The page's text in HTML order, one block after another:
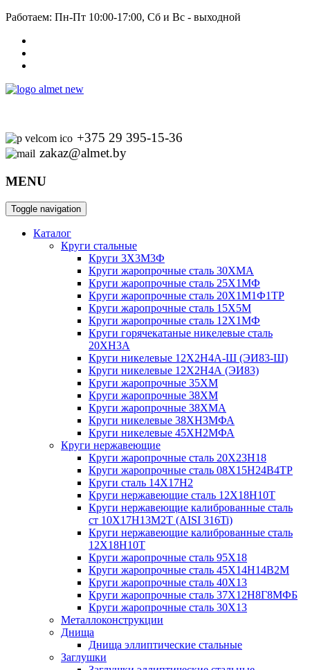
Работаем: Пн-Пт 10:00-17:00, Сб и Вс - выходной
+375 29 395-15-36
zakaz@almet.by
MENU
Toggle navigation
Каталог
Круги стальные
Круги 3Х3М3Ф
Круги жаропрочные сталь 30ХМА
Круги жаропрочные сталь 25Х1МФ
Круги жаропрочные сталь 20Х1М1Ф1ТР
Круги жаропрочные сталь 15Х5М
Круги жаропрочные сталь 12Х1МФ
Круги горячекатаные никелевые сталь
20ХН3А
Круги никелевые 12Х2Н4А-Ш (ЭИ83-Ш)
Круги никелевые 12Х2Н4А (ЭИ83)
Круги жаропрочные 35ХМ
Круги жаропрочные 38ХМ
Круги жаропрочные 38ХМА
Круги никелевые 38XH3MФА
Круги никелевые 45ХН2МФА
Круги нержавеющие
Круги жаропрочные сталь 20Х23Н18
Круги жаропрочные сталь 08Х15Н24В4ТР
Круги сталь 14Х17Н2
Круги нержавеющие сталь 12Х18Н10Т
Круги нержавеющие калиброванные сталь
ст 10Х17Н13М2Т (AISI 316Ti)
Круги нержавеющие калиброванные сталь
12Х18Н10Т
Круги жаропрочные сталь 95Х18
Круги жаропрочные сталь 45Х14Н14В2М
Круги жаропрочные сталь 40Х13
Круги жаропрочные сталь 37Х12Н8Г8МФБ
Круги жаропрочные сталь 30Х13
Металлоконструкции
Днища
Днища эллиптические стальные
Заглушки